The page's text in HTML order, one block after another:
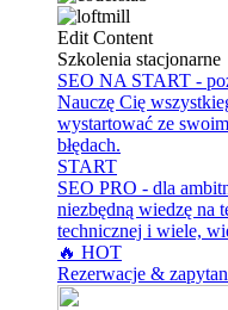
Edit Content
Szkolenia stacjonarne
SEO NA START -
Nauczę Cię
wystartować ze
błędach.
START
SEO PRO - dla
niezbędną wiedzę na
technicznej i wiele,
🔥 HOT
Rezerwacje &